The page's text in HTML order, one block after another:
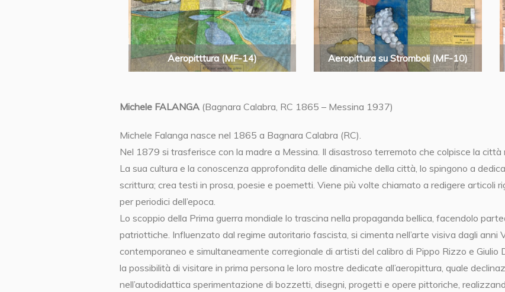
Aeropitttura (MF-14) Aeropittura su Stromboli (MF-10)
Michele FALANGA (Bagnara Calabra, RC 1865 – Messina 1937)
Michele Falanga nasce nel 1865 a Bagnara Calabra (RC).
Nel 1879 si trasferisce con la madre a Messina. Il disastroso terremoto che colpisce la
La sua cultura e la conoscenza approfondita delle dinamiche della città, lo spingono a
scrittura; crea testi in prosa, poesie e poemetti. Viene più volte chiamato a redigere articoli
per periodici dell’epoca.
Lo scoppio della Prima guerra mondiale lo trascina nella propaganda bellica, facendolo
patriottiche. Influenzato dal regime autoritario fascista, si cimenta nell’arte visiva dagli anni
contemporaneo e simultaneamente corregionale di artisti del calibro di Pippo Rizzo e Giulio
la possibilità di visitare in prima persona le loro mostre dedicate all’aeropittura, quale
nell’autodidattica sperimentazione di bozzetti, disegni, progetti e opere pittoriche,